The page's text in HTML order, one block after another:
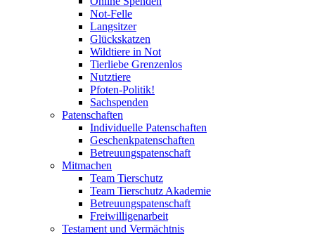
Not-Felle
Langsitzer
Glückskatzen
Wildtiere in Not
Tierliebe Grenzenlos
Nutztiere
Pfoten-Politik!
Sachspenden
Patenschaften
Individuelle Patenschaften
Geschenkpatenschaften
Betreuungspatenschaft
Mitmachen
Team Tierschutz
Team Tierschutz Akademie
Betreuungspatenschaft
Freiwilligenarbeit
Testament und Vermächtnis